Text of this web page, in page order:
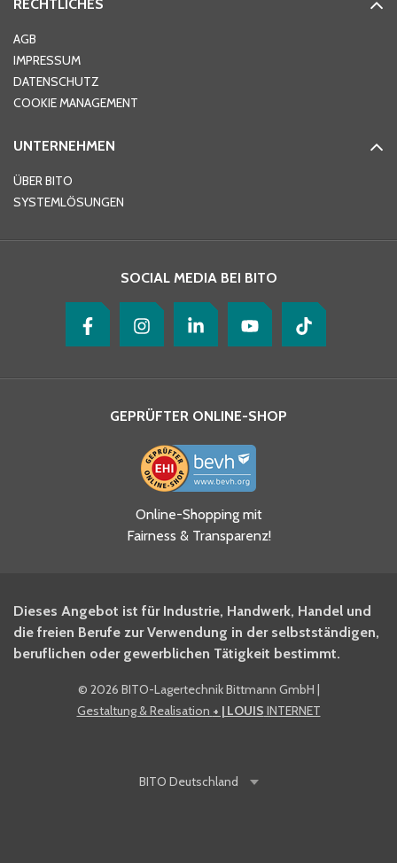
Ort*
Telefon
Ja, ich habe die
Datenschutzhinweise gelesen
und akzeptiere diese.
BITO Newsletter Fachwissen
Intralogistiker anmelden.
Ja, ich möchte mich für den
BITO Shop-Newsletter
RECHTLICHES
AGB
IMPRESSUM
DATENSCHUTZ
COOKIE MANAGEMENT
UNTERNEHMEN
ÜBER BITO
SYSTEMLÖSUNGEN
SOCIAL MEDIA BEI BITO
GEPRÜFTER ONLINE-SHOP
Online-Shopping mit
Fairness & Transparenz!
Dieses Angebot ist für Industrie, Handwerk, Handel und
die freien Berufe zur Verwendung in der selbstständigen,
beruflichen oder gewerblichen Tätigkeit bestimmt.
© 2026 BITO-Lagertechnik Bittmann GmbH |
Gestaltung & Realisation + | LOUIS INTERNET
BITO Deutschland